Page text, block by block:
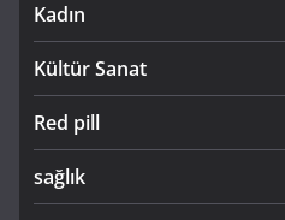
Kadın
Kültür Sanat
Red pill
sağlık